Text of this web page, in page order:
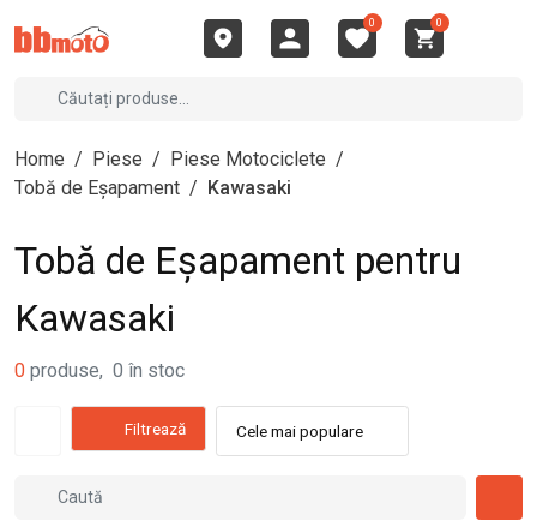
0 0
Home / Piese / Piese Motociclete /
Tobă de Eșapament / Kawasaki
Tobă de Eșapament pentru
Kawasaki
0 produse, 0 în stoc
Filtrează Cele mai populare